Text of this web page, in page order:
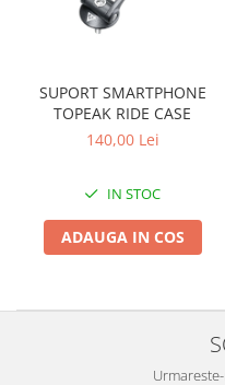
SUPORT SMARTPHONE
TOPEAK RIDE CASE
140,00 Lei
IN STOC
ADAUGA IN COS